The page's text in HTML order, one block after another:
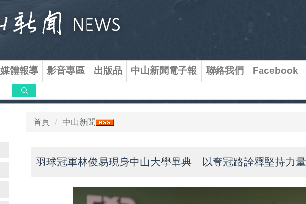
媒體報導 影音專區 出版品 中山新聞電子報 聯絡我們 Facebook
搜尋
首頁 中山新聞
羽球冠軍林俊易現身中山大學畢典 以奪冠路詮釋堅持力量